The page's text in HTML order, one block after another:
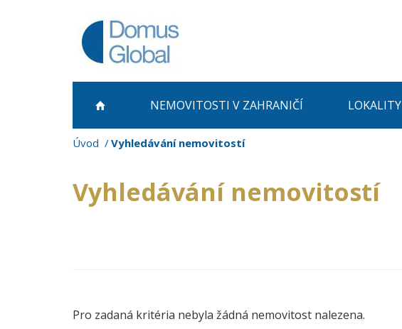
NEMOVITOSTI V ZAHRANIČÍ LOKALITY
Úvod Vyhledávání nemovitostí
Vyhledávání nemovitostí
Pro zadaná kritéria nebyla žádná nemovitost nalezena.